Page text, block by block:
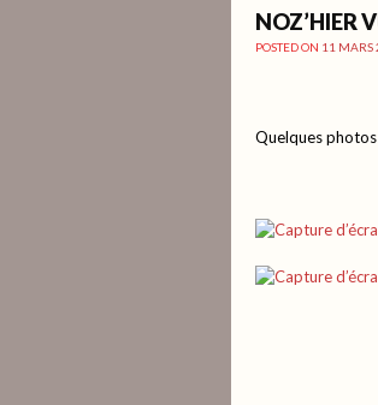
NOZ’HIER
POSTED ON 11 MARS
Quelques photos